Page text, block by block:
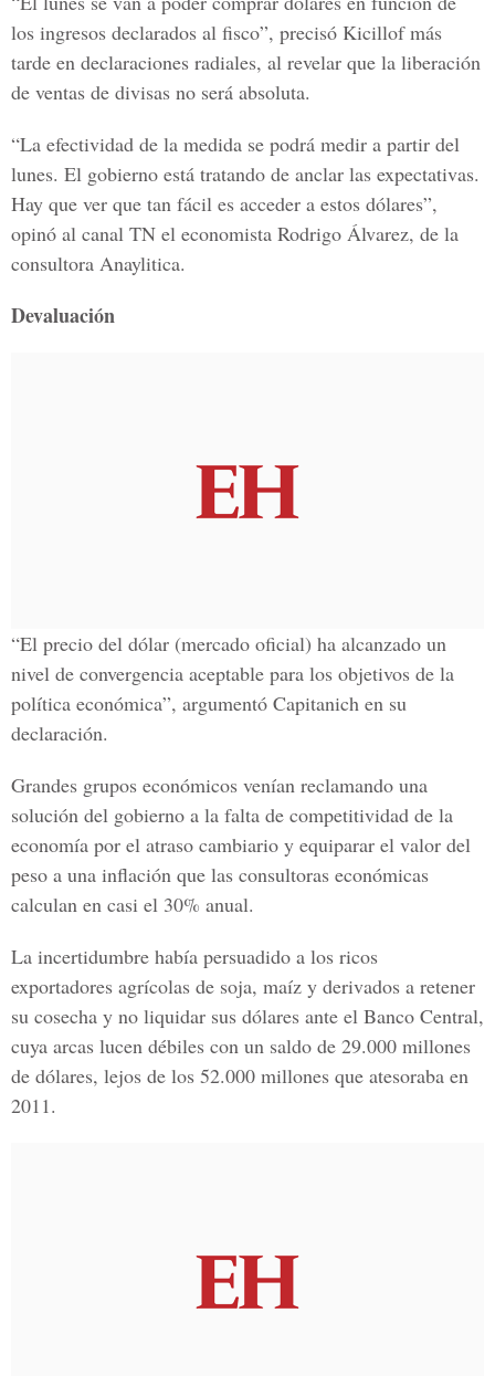
los ingresos declarados al fisco”, precisó Kicillof más
tarde en declaraciones radiales, al revelar que la liberación
de ventas de divisas no será absoluta.
“La efectividad de la medida se podrá medir a partir del
lunes. El gobierno está tratando de anclar las expectativas.
Hay que ver que tan fácil es acceder a estos dólares”,
opinó al canal TN el economista Rodrigo Álvarez, de la
consultora Anaylitica.
Devaluación
“El precio del dólar (mercado oficial) ha alcanzado un
nivel de convergencia aceptable para los objetivos de la
política económica”, argumentó Capitanich en su
declaración.
Grandes grupos económicos venían reclamando una
solución del gobierno a la falta de competitividad de la
economía por el atraso cambiario y equiparar el valor del
peso a una inflación que las consultoras económicas
calculan en casi el 30% anual.
La incertidumbre había persuadido a los ricos
exportadores agrícolas de soja, maíz y derivados a retener
su cosecha y no liquidar sus dólares ante el Banco Central,
cuya arcas lucen débiles con un saldo de 29.000 millones
de dólares, lejos de los 52.000 millones que atesoraba en
2011.